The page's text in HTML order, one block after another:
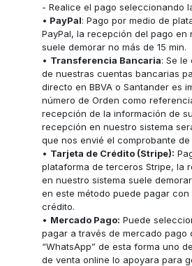
- Realice el pago seleccionando
• PayPal: Pago por medio de
PayPal, la recepción del pago en
suele demorar no más de 15 min.
• Transferencia Bancaria: Se le
de nuestras cuentas bancarias
directo en BBVA o Santander es
número de Orden como
recepción de la información de
recepción en nuestro sistema
que nos envié el comprobante de
• Tarjeta de Crédito (Stripe):
plataforma de terceros Stripe, la
en nuestro sistema suele
en este método puede pagar
crédito.
• Mercado Pago: Puede
pagar a través de mercado pago
“WhatsApp” de esta forma uno
de venta online lo apoyara para